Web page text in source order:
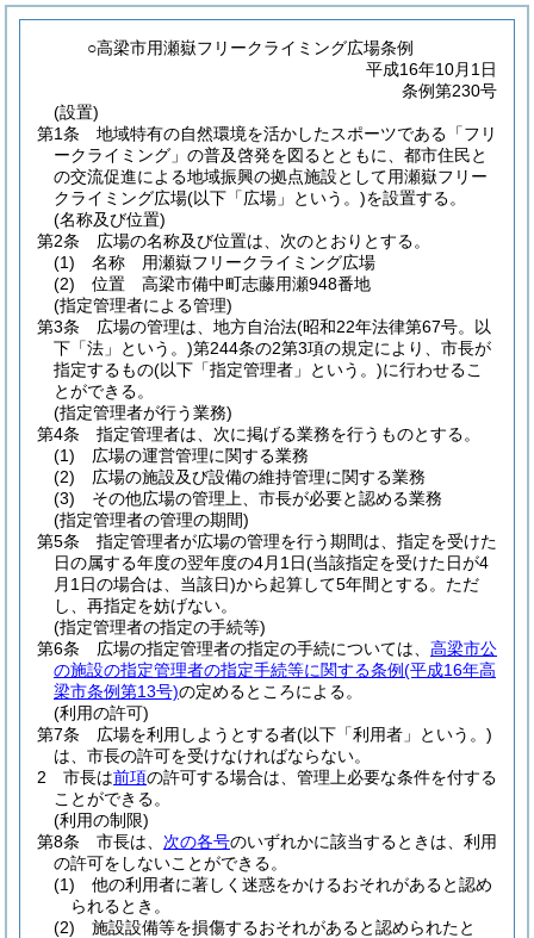
○高梁市用瀬嶽フリークライミング広場条例
平成16年10月1日
条例第230号
(設置)
第1条
地域特有の自然環境を活かしたスポーツである「フリ
ークライミング」の普及啓発を図るとともに、都市住民と
の交流促進による地域振興の拠点施設として用瀬嶽フリー
クライミング広場(以下「広場」という。)を設置する。
(名称及び位置)
第2条
広場の名称及び位置は、次のとおりとする。
(1)
名称 用瀬嶽フリークライミング広場
(2)
位置 高梁市備中町志藤用瀬948番地
(指定管理者による管理)
第3条
広場の管理は、地方自治法(昭和22年法律第67号。以
下「法」という。)第244条の2第3項の規定により、市長が
指定するもの(以下「指定管理者」という。)に行わせるこ
とができる。
(指定管理者が行う業務)
第4条
指定管理者は、次に掲げる業務を行うものとする。
(1)
広場の運営管理に関する業務
(2)
広場の施設及び設備の維持管理に関する業務
(3)
その他広場の管理上、市長が必要と認める業務
(指定管理者の管理の期間)
第5条
指定管理者が広場の管理を行う期間は、指定を受けた
日の属する年度の翌年度の4月1日(当該指定を受けた日が4
月1日の場合は、当該日)から起算して5年間とする。 ただ
し、再指定を妨げない。
(指定管理者の指定の手続等)
第6条
広場の指定管理者の指定の手続については、 高梁市公
の施設の指定管理者の指定手続等に関する条例(平成16年高
梁市条例第13号)の定めるところによる。
(利用の許可)
第7条
広場を利用しようとする者(以下「利用者」という。)
は、市長の許可を受けなければならない。
2
市長は前項の許可する場合は、管理上必要な条件を付する
ことができる。
(利用の制限)
第8条
市長は、 次の各号のいずれかに該当するときは、利用
の許可をしないことができる。
(1)
他の利用者に著しく迷惑をかけるおそれがあると認め
られるとき。
(2)
施設設備等を損傷するおそれがあると認められたと